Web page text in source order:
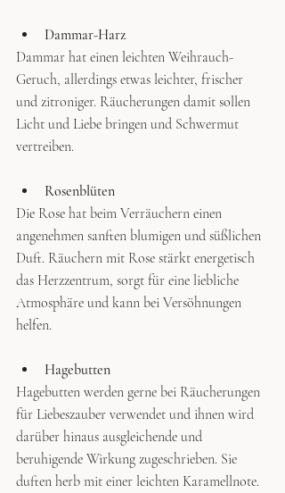
Dammar-Harz
Dammar hat einen leichten Weihrauch-
Geruch, allerdings etwas leichter, frischer
und zitroniger. Räucherungen damit sollen
Licht und Liebe bringen und Schwermut
vertreiben.
Rosenblüten
Die Rose hat beim Verräuchern einen
angenehmen sanften blumigen und süßlichen
Duft. Räuchern mit Rose stärkt energetisch
das Herzzentrum, sorgt für eine liebliche
Atmosphäre und kann bei Versöhnungen
helfen.
Hagebutten
Hagebutten werden gerne bei Räucherungen
für Liebeszauber verwendet und ihnen wird
darüber hinaus ausgleichende und
beruhigende Wirkung zugeschrieben. Sie
duften herb mit einer leichten Karamellnote.